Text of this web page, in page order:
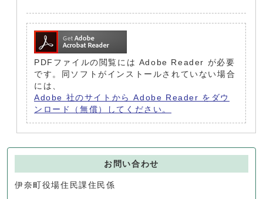
PDFファイルの閲覧には Adobe Reader が必要
です。同ソフトがインストールされていない場合
には、
Adobe 社のサイトから Adobe Reader をダウ
ンロード（無償）してください。
お問い合わせ
伊奈町役場住民課住民係